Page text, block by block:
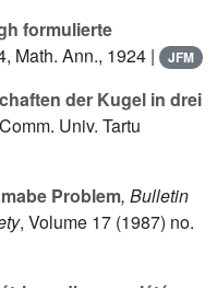
formulierte
, Math. Ann., 1924 | JFM
der Kugel in drei
Univ. Tartu
Problem, Bulletin
, Volume 17 (1987) no.